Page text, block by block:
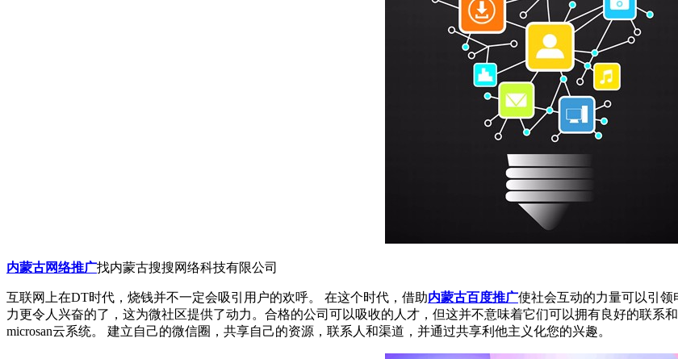
内蒙古网络推广找内蒙古搜搜网络科技有限公司
互联网上在DT时代，烧钱并不一定会吸引用户的欢呼。 在这个时代，借助内蒙古百度推广使社会互动的力量可以引
力更令人兴奋的了，这为微社区提供了动力。合格的公司可以吸收的人才，但这并不意味着它们可以拥有良好的联系
microsan云系统。 建立自己的微信圈，共享自己的资源，联系人和渠道，并通过共享利他主义化您的兴趣。